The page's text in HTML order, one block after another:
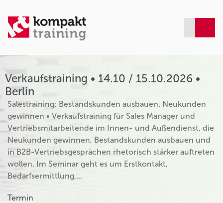
Verkaufstraining • 14.10 / 15.10.2026 •
Berlin
Salestraining: Bestandskunden ausbauen. Neukunden
gewinnen • Verkaufstraining für Sales Manager und
Vertriebsmitarbeitende im Innen- und Außendienst, die
Neukunden gewinnen, Bestandskunden ausbauen und
in B2B-Vertriebsgesprächen rhetorisch stärker auftreten
wollen. Im Seminar geht es um Erstkontakt,
Bedarfsermittlung,...
Termin